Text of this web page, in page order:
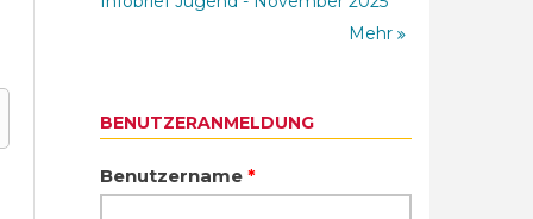
Mehr
BENUTZERANMELDUNG
Benutzername *